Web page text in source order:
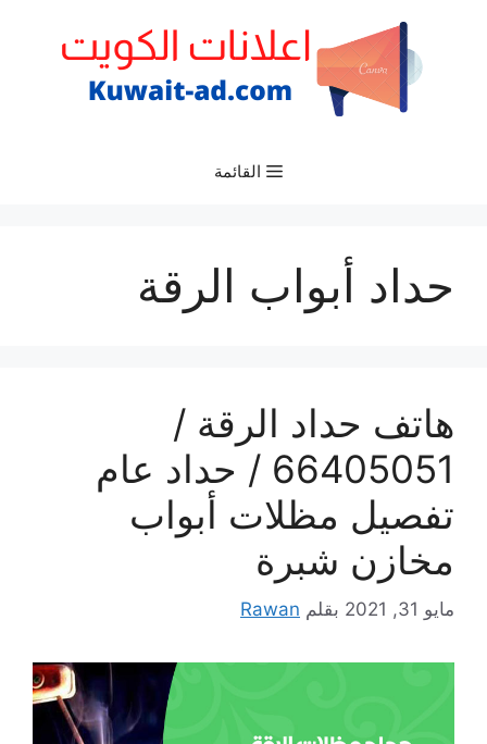
القائمة
حداد أبواب الرقة
هاتف حداد الرقة /
66405051 / حداد عام
تفصيل مظلات أبواب
مخازن شبرة
مايو 31, 2021 بقلم Rawan